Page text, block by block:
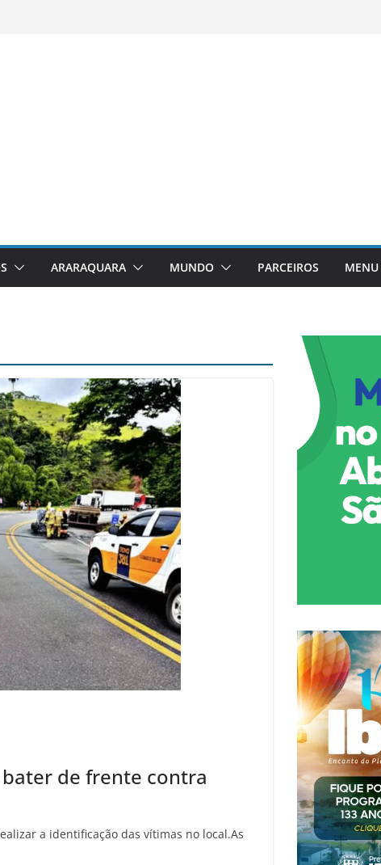
ARARAQUARA MUNDO PARCEIROS MENU
de frente contra
a identificação das vítimas no local.As